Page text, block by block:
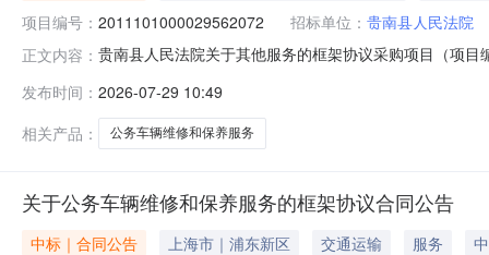
项目编号： 2011101000029562072 招标单位： 贵南县人民法院
正文内容： 贵南县人民法院关于其他服务的框架协议采购项目（项
青海省海南藏族自治州贵南县报价起止时间:-二、采购单
发布时间： 2026-07-29 10:49
相关产品：
公务车辆维修和保养服务
关于公务车辆维修和保养服务的框架协议合同公告
中标｜合同公告 上海市｜浦东新区 交通运输 服务